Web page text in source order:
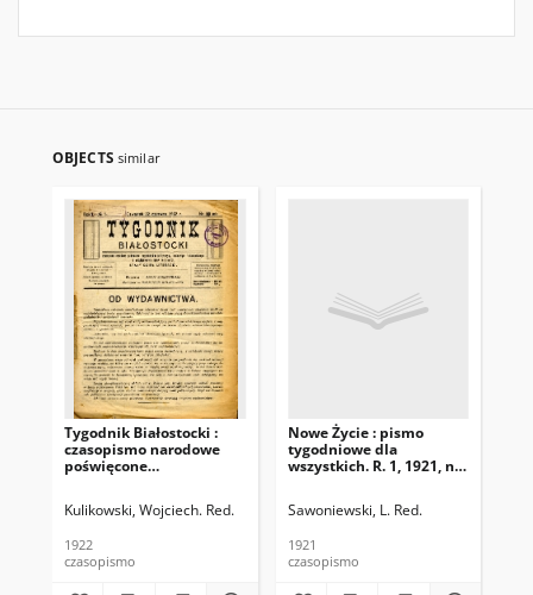
OBJECTS similar
Tygodnik Białostocki :
czasopismo narodowe
poświęcone
i ekonomicznym z
miejscowych. 1922 R. 1
Nr 1
Kulikowski, Wojciech. Red.
1922
czasopismo
Nowe Życie : pismo
tygodniowe dla
wszystkich. R. 1, 1921, nr
Sawoniewski, L. Red.
1921
czasopismo